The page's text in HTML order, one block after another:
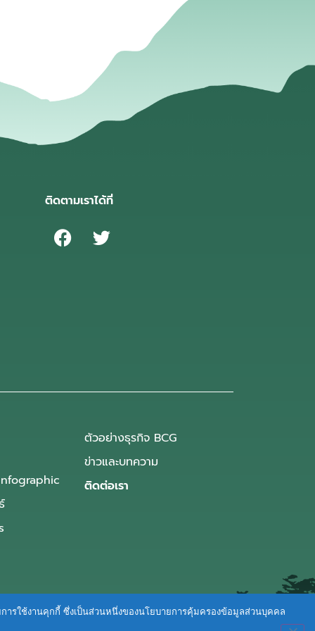
ติดตามเราได้ที่
ตัวอย่างธุรกิจ BCG
ข่าวและบทความ
ติดต่อเรา
ารใช้งานคุกกี้ ซึ่งเป็นส่วนหนึ่งของนโยบายการคุ้มครองข้อมูลส่วนบุคคล